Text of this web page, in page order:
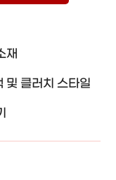
재
및 클러치 스타일